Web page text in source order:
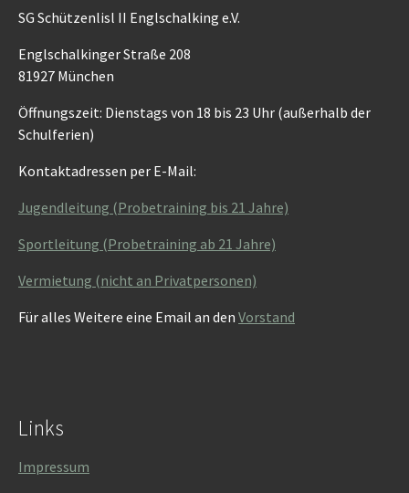
SG Schützenlisl II Englschalking e.V.
Englschalkinger Straße 208
81927 München
Öffnungszeit: Dienstags von 18 bis 23 Uhr (außerhalb der
Schulferien)
Kontaktadressen per E-Mail:
Jugendleitung (Probetraining bis 21 Jahre)
Sportleitung (Probetraining ab 21 Jahre)
Vermietung (nicht an Privatpersonen)
Für alles Weitere eine Email an den Vorstand
Links
Impressum